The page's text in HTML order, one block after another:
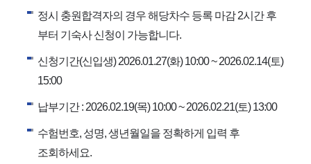
정시 충원합격자의 경우 해당차수 등록 마감 2시간 후
부터 기숙사 신청이 가능합니다.
신청기간(신입생) 2026.01.27(화) 10:00 ~ 2026.02.14(토)
15:00
납부기간 : 2026.02.19(목) 10:00 ~ 2026.02.21(토) 13:00
수험번호, 성명, 생년월일을 정확하게 입력 후
조회하세요.